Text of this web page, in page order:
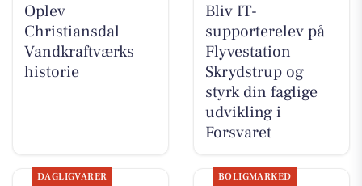
Oplev
Christiansdal
Vandkraftværks
historie
Bliv IT-
supporterelev på
Flyvestation
Skrydstrup og
styrk din faglige
udvikling i
Forsvaret
DAGLIGVARER BOLIGMARKED